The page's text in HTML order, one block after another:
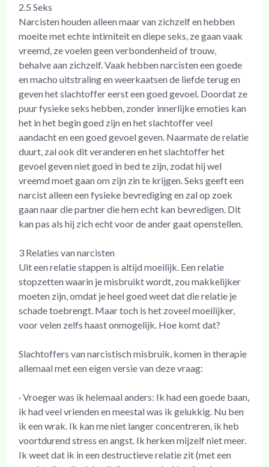
2.5 Seks
Narcisten houden alleen maar van zichzelf en hebben
moeite met echte intimiteit en diepe seks, ze gaan vaak
vreemd, ze voelen geen verbondenheid of trouw,
behalve aan zichzelf. Vaak hebben narcisten een goede
en macho uitstraling en weerkaatsen de liefde terug en
geven het slachtoffer eerst een goed gevoel. Doordat ze
puur fysieke seks hebben, zonder innerlijke emoties kan
het in het begin goed zijn en het slachtoffer veel
aandacht en een goed gevoel geven. Naarmate de relatie
duurt, zal ook dit veranderen en het slachtoffer het
gevoel geven niet goed in bed te zijn, zodat hij wel
vreemd moet gaan om zijn zin te krijgen. Seks geeft een
narcist alleen een fysieke bevrediging en zal op zoek
gaan naar die partner die hem echt kan bevredigen. Dit
kan pas als hij zich echt voor de ander gaat openstellen.
3 Relaties van narcisten
Uit een relatie stappen is altijd moeilijk. Een relatie
stopzetten waarin je misbruikt wordt, zou makkelijker
moeten zijn, omdat je heel goed weet dat die relatie je
schade toebrengt. Maar toch is het zoveel moeilijker,
voor velen zelfs haast onmogelijk. Hoe komt dat?
Slachtoffers van narcistisch misbruik, komen in therapie
allemaal met een eigen versie van deze vraag:
· Vroeger was ik helemaal anders: Ik had een goede baan,
ik had veel vrienden en meestal was ik gelukkig. Nu ben
ik een wrak. Ik kan me niet langer concentreren, ik heb
voortdurend stress en angst. Ik herken mijzelf niet meer.
Ik weet dat ik in een destructieve relatie zit (met een